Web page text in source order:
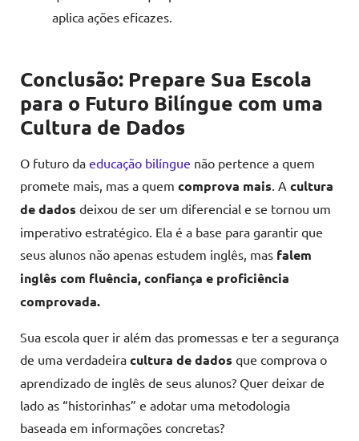
aplica ações eficazes.
Conclusão: Prepare Sua Escola
para o Futuro Bilíngue com uma
Cultura de Dados
O futuro da educação bilíngue não pertence a quem
promete mais, mas a quem comprova mais. A cultura
de dados deixou de ser um diferencial e se tornou um
imperativo estratégico. Ela é a base para garantir que
seus alunos não apenas estudem inglês, mas falem
inglês com fluência, confiança e proficiência
comprovada.
Sua escola quer ir além das promessas e ter a segurança
de uma verdadeira cultura de dados que comprova o
aprendizado de inglês de seus alunos? Quer deixar de
lado as “historinhas” e adotar uma metodologia
baseada em informações concretas?